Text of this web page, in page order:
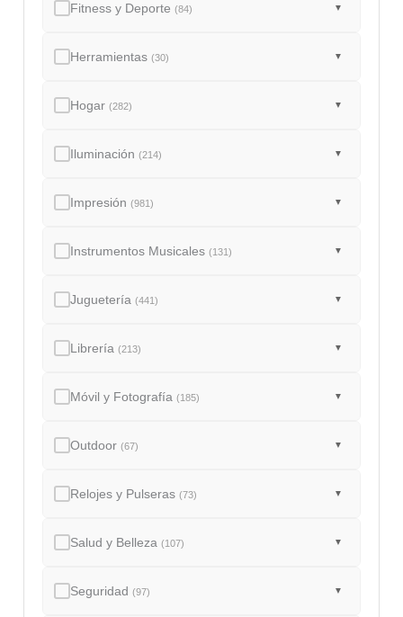
Fitness y Deporte(84) ▼
Herramientas(30) ▼
Hogar(282) ▼
Iluminación(214) ▼
Impresión(981) ▼
Instrumentos Musicales(131) ▼
Juguetería(441) ▼
Librería(213) ▼
Móvil y Fotografía(185) ▼
Outdoor(67) ▼
Relojes y Pulseras(73) ▼
Salud y Belleza(107) ▼
Seguridad(97) ▼